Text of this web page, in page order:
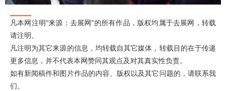
凡本网注明“来源：去展网”的所有作品，版权均属于去展网，转载
请注明。
凡注明为其它来源的信息，均转载自其它媒体，转载目的在于传递
更多信息，并不代表本网赞同其观点及对其真实性负责。
如有新闻稿件和图片作品的内容、版权以及其它问题的，请联系我
们。